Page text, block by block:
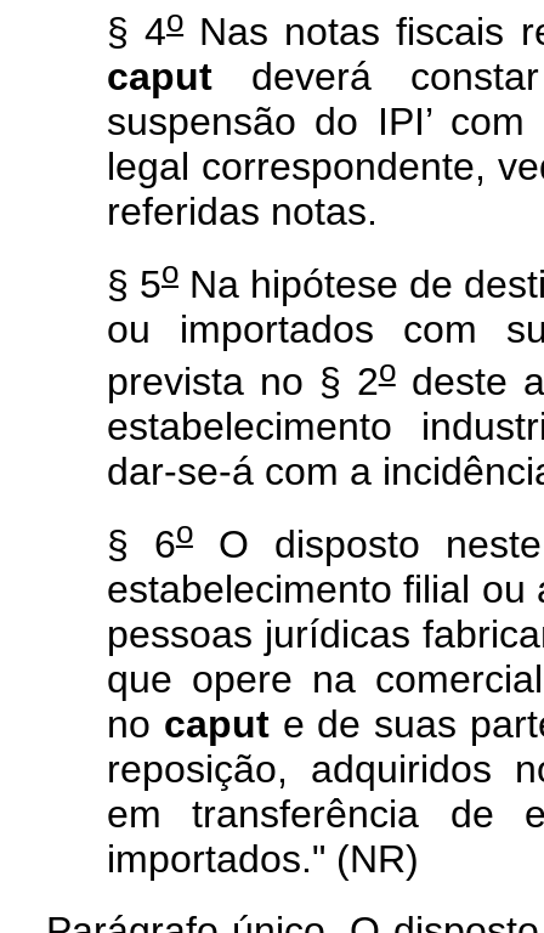
§ 4oNas notas fiscais
caput deverá
suspensão do IPI’
legal correspondente,
referidas notas.
§ 5o Na hipótese de
ou importados com
prevista no § 2odeste
estabelecimento
dar-se-á com a
§ 6oO disposto
estabelecimento filial
pessoas jurídicas
que opere na
no capute de suas
reposição, adquiridos
em transferência de
importados." (NR)